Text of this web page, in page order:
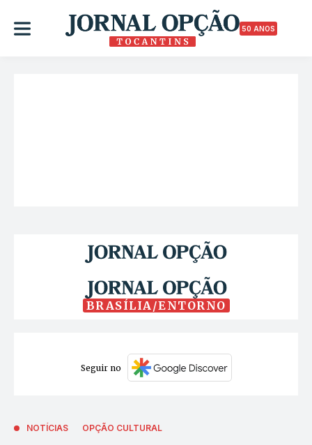
50 ANOS
BRASÍLIA/ENTORNO
Seguir no
NOTÍCIAS OPÇÃO CULTURAL